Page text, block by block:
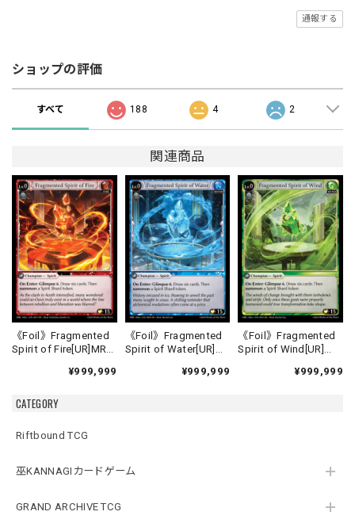
CATEGORY
Riftbound TCG
巫KANNAGIカードゲーム
GRAND ARCHIVE TCG
通報する
ショップの評価
すべて 188 4 2
関連商品
《Foil》Fragmented
Spirit of Fire[UR]MRC
¥999,999
《Foil》Fragmented
Spirit of Water[UR]
¥999,999
《Foil》Fragmented
Spirit of Wind[UR]
¥999,999